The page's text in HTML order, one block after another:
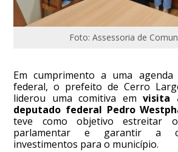
Foto: Assessoria de
Em cumprimento a uma
federal, o prefeito de Cerro
liderou uma comitiva emvisita
deputado federal Pedro
teve como objetivo estreitar
parlamentar e garantir a
investimentos para o município.